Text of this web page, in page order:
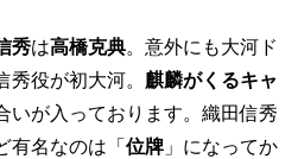
秀は高橋克典。意外にも大河ド
秀役が初大河。
麒麟がくるキャ
いが入っております。織田信秀
有名なのは「 位牌 」になってか